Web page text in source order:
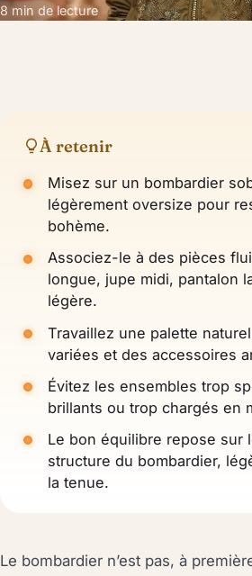
8 min de lecture
À retenir
Misez sur un bombardier
légèrement oversize pour
bohème.
Associez-le à des pièces
longue, jupe midi, pantalon
légère.
Travaillez une palette
variées et des accessoires
Évitez les ensembles trop
brillants ou trop chargés en
Le bon équilibre repose sur
structure du bombardier,
la tenue.
Le bombardier n’est pas, à